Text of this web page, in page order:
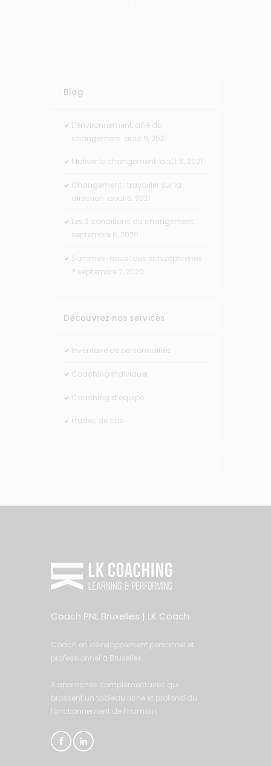
Blog
L’environnement, allié du
changement. août 9, 2021
Motiver le changement. août 6, 2021
Changement : travailler sur la
direction. août 5, 2021
Les 3 conditions du changement.
septembre 6, 2020
Sommes-nous tous schizophrènes
? septembre 2, 2020
Découvrez nos services
Inventaire de personnalités
Coaching individuel
Coaching d’équipe
Études de cas
Coach PNL Bruxelles | LK Coach
Coach en développement personnel et
professionnel à Bruxelles.
3 approches complémentaires qui
brossent un tableau riche et profond du
fonctionnement de l’humain.